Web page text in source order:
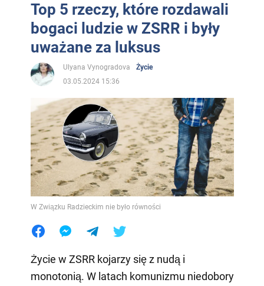
Top 5 rzeczy, które rozdawali
bogaci ludzie w ZSRR i były
uważane za luksus
Ulyana Vynogradova
Życie
03.05.2024 15:36
W Związku Radzieckim nie było równości
Życie w ZSRR kojarzy się z nudą i
monotonią. W latach komunizmu niedobory